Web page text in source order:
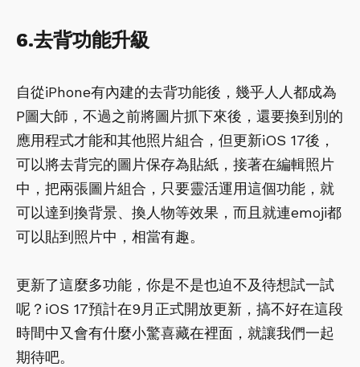
6.去背功能升級
自從iPhone有內建的去背功能後，幾乎人人都成為
P圖大師，不過之前將圖片抓下來後，還要換到別的
應用程式才能和其他照片組合，但更新iOS 17後，
可以將去背完的圖片保存為貼紙，接著在編輯照片
中，把兩張圖片組合，只要靈活運用這個功能，就
可以達到換背景、換人物等效果，而且就連emoji都
可以貼到照片中，相當有趣。
更新了這麼多功能，你是不是也迫不及待想試一試
呢？iOS 17預計在9月正式開放更新，搞不好在這段
時間中又會有什麼小驚喜藏在裡面，就讓我們一起
期待吧。